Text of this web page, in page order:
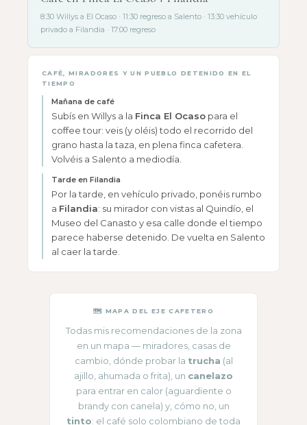
8:30 Willys a El Ocaso · 11:30 regreso a Salento · 13:30 vehículo
privado a Filandia · 17:00 regreso
CAFÉ, MIRADORES Y UN PUEBLO DETENIDO EN EL
TIEMPO
Mañana de café
Subís en Willys a la Finca El Ocaso para el
coffee tour: veis (y oléis) todo el recorrido del
grano hasta la taza, en plena finca cafetera.
Volvéis a Salento a mediodía.
Tarde en Filandia
Por la tarde, en vehículo privado, ponéis rumbo
a Filandia: su mirador con vistas al Quindío, el
Museo del Canasto y esa calle donde el tiempo
parece haberse detenido. De vuelta en Salento
al caer la tarde.
🗺 MAPA DEL EJE CAFETERO
Todas mis recomendaciones de la zona
en un mapa — miradores, casas de
cambio, dónde probar la trucha (al
ajillo, ahumada o frita), un canelazo
para entrar en calor (aguardiente o
brandy con canela) y, cómo no, un
tinto: el café solo colombiano de toda